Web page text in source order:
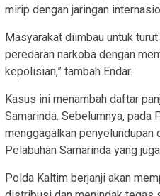
mirip dengan jaringan
Masyarakat diimbau untuk
peredaran narkoba dengan
kepolisian,” tambah Endar.
Kasus ini menambah daftar
Samarinda. Sebelumnya, pada
menggagalkan penyelundupan
Pelabuhan Samarinda yang
Polda Kaltim berjanji akan